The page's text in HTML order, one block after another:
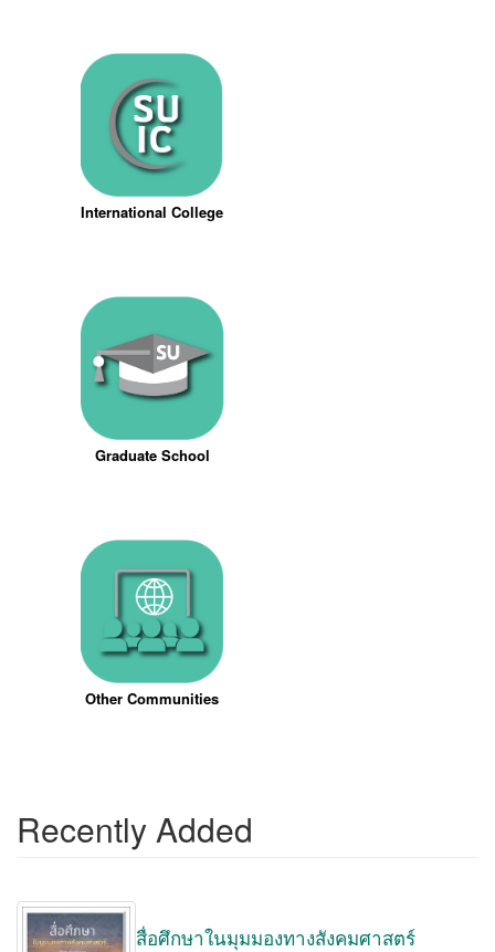
International College
Graduate School
Other Communities
Recently Added
สื่อศึกษาในมุมมองทางสังคมศาสตร์